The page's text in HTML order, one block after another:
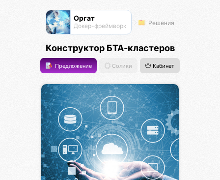
Оргат
Докер-фреймворк Решения
Конструктор БТА-кластеров
Предложение Солики Кабинет